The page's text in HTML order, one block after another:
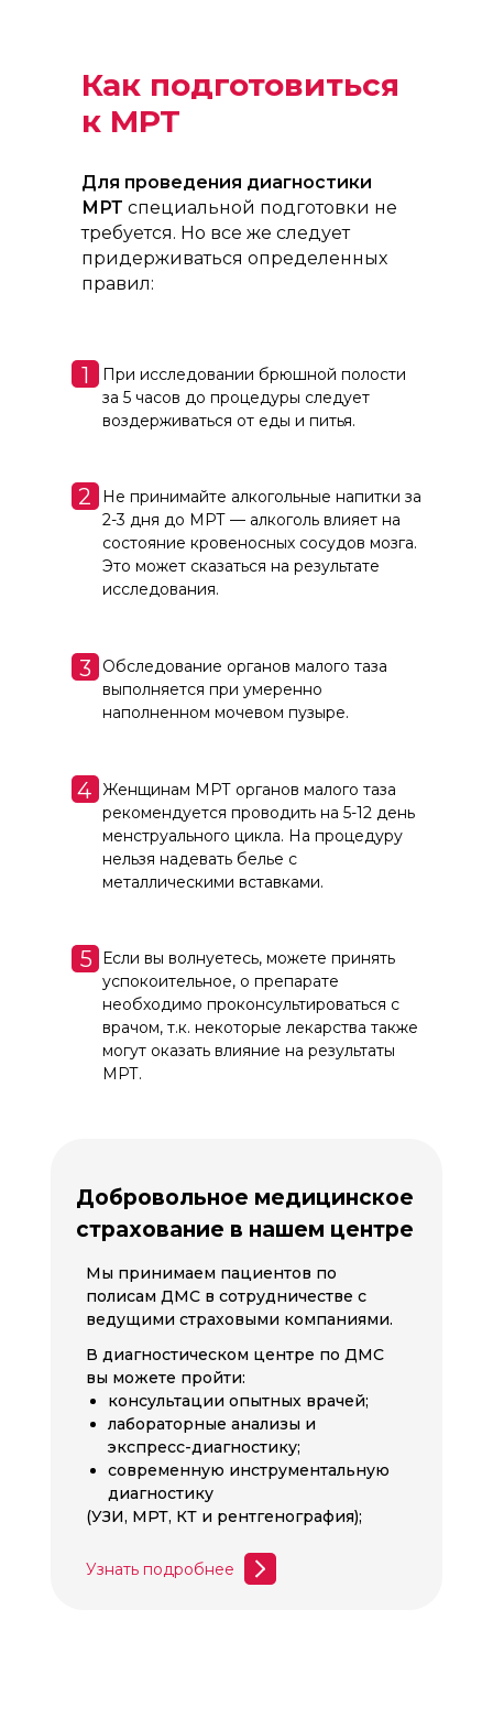
Для проведения диагностики
МРТ специальной подготовки не
требуется. Но все же следует
придерживаться определенных
правил:
Как подготовиться
к МРТ
5
4
3
2
1
При исследовании брюшной полости
за 5 часов до процедуры следует
воздерживаться от еды и питья.
Обследование органов малого таза
выполняется при умеренно
наполненном мочевом пузыре.
Женщинам МРТ органов малого таза
рекомендуется проводить на 5-12 день
менструального цикла. На процедуру
нельзя надевать белье с
металлическими вставками.
Не принимайте алкогольные напитки за
2-3 дня до МРТ — алкоголь влияет на
состояние кровеносных сосудов мозга.
Это может сказаться на результате
исследования.
Если вы волнуетесь, можете принять
успокоительное, о препарате
необходимо проконсультироваться с
врачом, т.к. некоторые лекарства также
могут оказать влияние на результаты
МРТ.
Добровольное медицинское
страхование в нашем центре
Мы принимаем пациентов по
полисам ДМС в сотрудничестве с
ведущими страховыми компаниями.
В диагностическом центре по ДМС
вы можете пройти:
консультации опытных врачей;
лабораторные анализы и
экспресс-диагностику;
современную инструментальную
диагностику
(УЗИ, МРТ, КТ и рентгенография);
Узнать подробнее